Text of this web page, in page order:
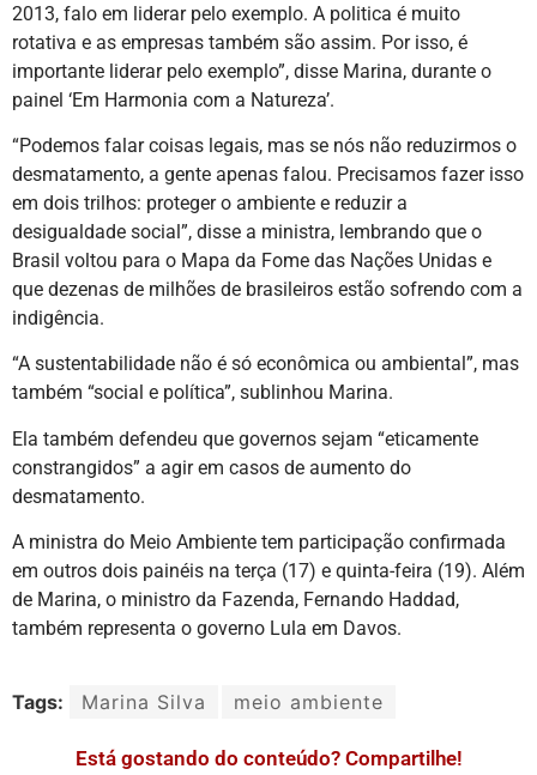
2013, falo em liderar pelo exemplo. A politica é muito
rotativa e as empresas também são assim. Por isso, é
importante liderar pelo exemplo”, disse Marina, durante o
painel ‘Em Harmonia com a Natureza’.
“Podemos falar coisas legais, mas se nós não reduzirmos o
desmatamento, a gente apenas falou. Precisamos fazer isso
em dois trilhos: proteger o ambiente e reduzir a
desigualdade social”, disse a ministra, lembrando que o
Brasil voltou para o Mapa da Fome das Nações Unidas e
que dezenas de milhões de brasileiros estão sofrendo com a
indigência.
“A sustentabilidade não é só econômica ou ambiental”, mas
também “social e política”, sublinhou Marina.
Ela também defendeu que governos sejam “eticamente
constrangidos” a agir em casos de aumento do
desmatamento.
A ministra do Meio Ambiente tem participação confirmada
em outros dois painéis na terça (17) e quinta-feira (19). Além
de Marina, o ministro da Fazenda, Fernando Haddad,
também representa o governo Lula em Davos.
Tags: Marina Silva meio ambiente
Está gostando do conteúdo? Compartilhe!